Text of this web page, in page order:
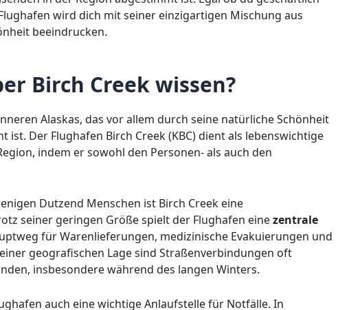
wird dich mit seiner einzigartigen Mischung aus
beeindrucken.
Birch Creek wissen?
Alaskas, das vor allem durch seine natürliche Schönheit
ist. Der Flughafen Birch Creek (KBC) dient als lebenswichtige
indem er sowohl den Personen- als auch den
Dutzend Menschen ist Birch Creek eine
seiner geringen Größe spielt der Flughafen einezentrale
für Warenlieferungen, medizinische Evakuierungen und
geografischen Lage sind Straßenverbindungen oft
insbesondere während des langen Winters.
auch eine wichtige Anlaufstelle für Notfälle. In